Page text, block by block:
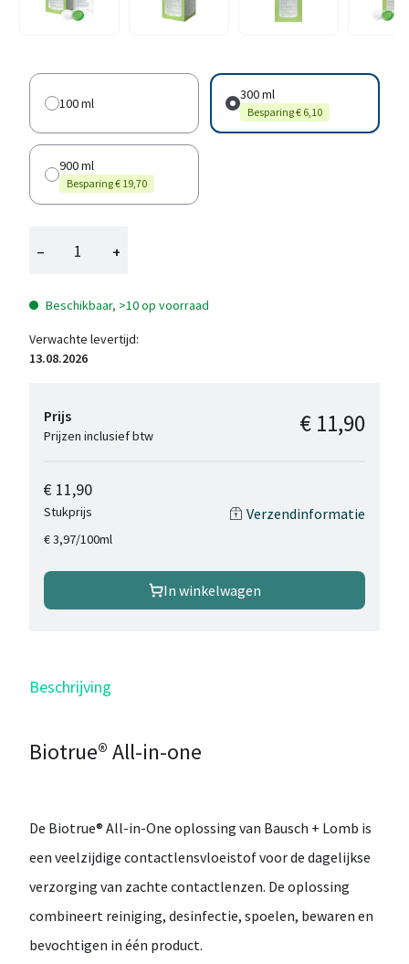
100 ml
300 ml
Besparing € 6,10
900 ml
Besparing € 19,70
− +
Beschikbaar, >10 op voorraad
Verwachte levertijd:
13.08.2026
Prijs
Prijzen inclusief btw € 11,90
€ 11,90
Stukprijs
€ 3,97/100ml
Verzendinformatie
In winkelwagen
Beschrijving
Biotrue® All-in-one
De Biotrue® All-in-One oplossing van Bausch + Lomb is
een veelzijdige contactlensvloeistof voor de dagelijkse
verzorging van zachte contactlenzen. De oplossing
combineert reiniging, desinfectie, spoelen, bewaren en
bevochtigen in één product.